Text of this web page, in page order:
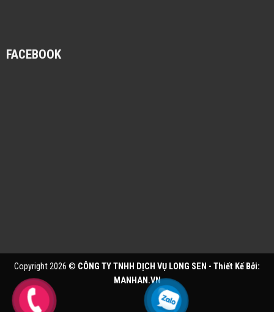
FACEBOOK
Copyright 2026 © CÔNG TY TNHH DỊCH VỤ LONG SEN - Thiết Kế Bởi:
MANHAN.VN